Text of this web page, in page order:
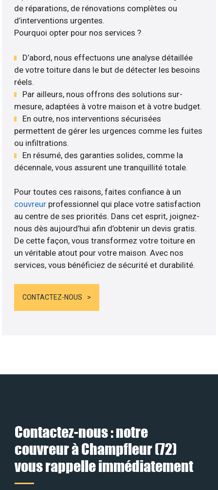
de réparations, de rénovations complètes ou
d’interventions urgentes.
Pourquoi opter pour nos services ?
D’abord, nous effectuons une analyse détaillée
de votre toiture dans le but de détecter les besoins
réels.
Par ailleurs, nous offrons des solutions sur-
mesure, adaptées à votre maison et à votre budget.
En outre, nos interventions sécurisées
permettent de gérer les urgences comme les fuites
ou infiltrations.
En résumé, des garanties solides, comme la
décennale, vous assurent une tranquillité totale.
Pour toutes ces raisons, faites confiance à un
couvreur professionnel qui place votre satisfaction
au centre de ses priorités. Dans cet esprit, joignez-
nous dès aujourd’hui afin d’obtenir un devis gratis.
De cette façon, vous transformez votre toiture en
un véritable atout pour votre maison. Avec nos
services, vous bénéficiez de sécurité et durabilité.
CONTACTEZ-NOUS
Contactez-nous : notre
couvreur à Champfleur (72)
vous rappelle immédiatement